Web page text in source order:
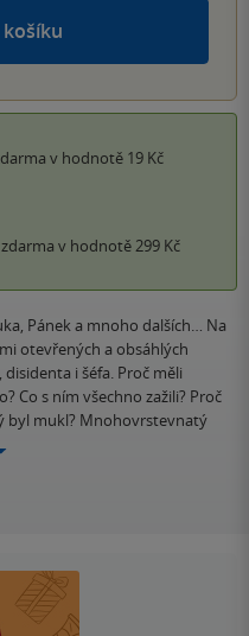
košíku
v hodnotě 19 Kč
v hodnotě 299 Kč
Pánek a mnoho dalších… Na
otevřených a obsáhlých
i šéfa. Proč měli
Co s ním všechno zažili? Proč
byl mukl? Mnohovrstevnatý